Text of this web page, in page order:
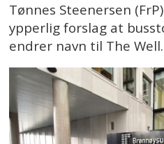
Tønnes Steenersen
ypperlig forslag at
endrer navn til The Well.